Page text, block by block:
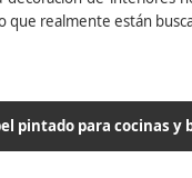
que realmente están
pintado para cocinas y